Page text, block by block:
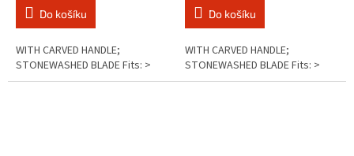
Do košíku
WITH CARVED HANDLE;
STONEWASHED BLADE Fits: >
Do košíku
WITH CARVED HANDLE;
STONEWASHED BLADE Fits: >